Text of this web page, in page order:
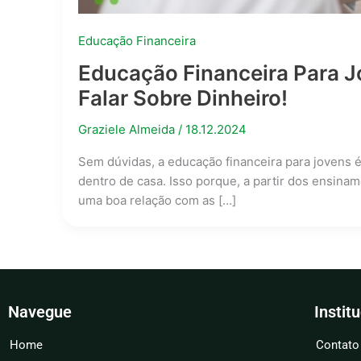
Educação Financeira
Educação Financeira Para
Falar Sobre Dinheiro!
Graziele Almeida / 18.12.2024
Sem dúvidas, a educação financeira para
dentro de casa. Isso porque, a partir dos
uma boa relação com as […]
Navegue
Home Contato